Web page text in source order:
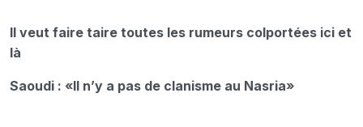
Il veut faire taire toutes les rumeurs colportées ici et
là
Saoudi : «Il n’y a pas de clanisme au Nasria»